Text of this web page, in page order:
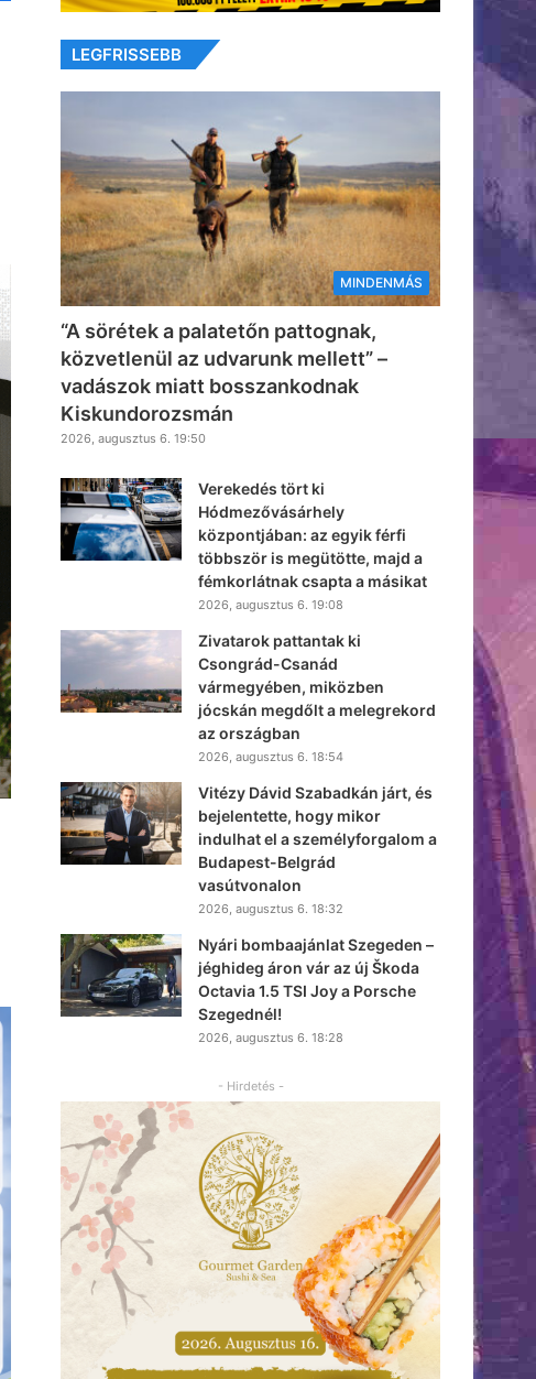
LEGFRISSEBB
MINDENMÁS
“A sörétek a palatetőn pattognak,
közvetlenül az udvarunk mellett” –
vadászok miatt bosszankodnak
Kiskundorozsmán
2026, augusztus 6. 19:50
Verekedés tört ki
Hódmezővásárhely
központjában: az egyik férfi
többször is megütötte, majd a
fémkorlátnak csapta a másikat
2026, augusztus 6. 19:08
Zivatarok pattantak ki
Csongrád-Csanád
vármegyében, miközben
jócskán megdőlt a melegrekord
az országban
2026, augusztus 6. 18:54
Vitézy Dávid Szabadkán járt, és
bejelentette, hogy mikor
indulhat el a személyforgalom a
Budapest-Belgrád
vasútvonalon
2026, augusztus 6. 18:32
Nyári bombaajánlat Szegeden –
jéghideg áron vár az új Škoda
Octavia 1.5 TSI Joy a Porsche
Szegednél!
2026, augusztus 6. 18:28
- Hirdetés -